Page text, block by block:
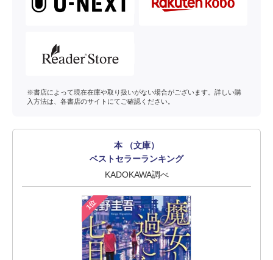
※書店によって現在在庫や取り扱いがない場合がございます。詳しい購
入方法は、各書店のサイトにてご確認ください。
本 （文庫）
ベストセラーランキング
KADOKAWA調べ
1位